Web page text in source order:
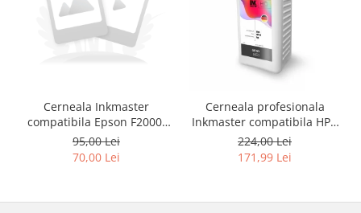
Cerneala Inkmaster
compatibila Epson F2000,
F2100 - DTG Black, DG2100,
100 ml
95,00 Lei
70,00 Lei
Cerneala profesionala
Inkmaster compatibila HP -
DYE, GRAY, H720GY, 1 litru
224,00 Lei
171,99 Lei